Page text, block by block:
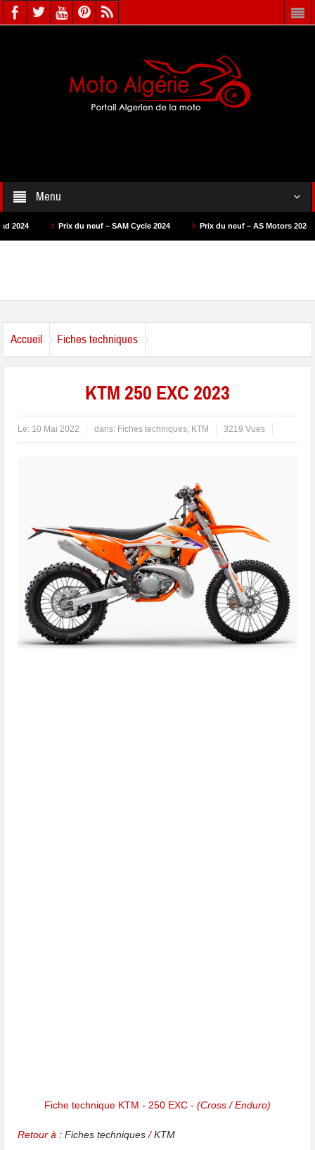
Menu
Prix du neuf – SAM Cycle 2024 Prix du neuf – AS Motors 2024 Prix du
Accueil Fiches techniques
KTM 250 EXC 2023
Le: 10 Mai 2022 dans: Fiches techniques, KTM 3219 Vues
Fiche technique KTM - 250 EXC - (Cross / Enduro)
Retour à :Fiches techniques/KTM